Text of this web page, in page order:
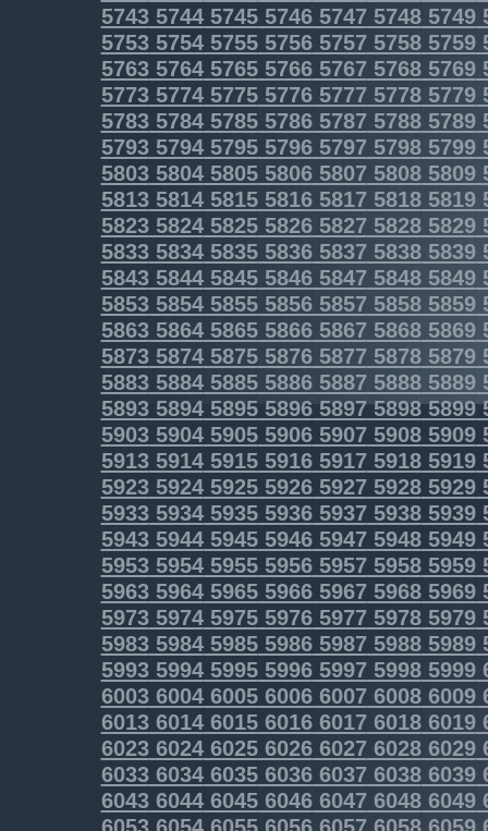
5743574457455746574757485749
5753575457555756575757585759
57635764576557665767 57685769
5773577457755776577757785779
57835784578557865787 57885789
57935794579557965797 57985799
58035804580558065807 58085809
5813581458155816581758185819
58235824582558265827 58285829
58335834583558365837 58385839
58435844584558465847 58485849
58535854585558565857 58585859
58635864586558665867 58685869
58735874587558765877 58785879
58835884588558865887 58885889
5893589458955896589758985899
5903590459055906590759085909
5913591459155916591759185919
5923592459255926592759285929
5933593459355936593759385939
5943594459455946594759485949
5953595459555956595759585959
5963596459655966596759685969
5973597459755976597759785979
5983598459855986598759885989
5993599459955996599759985999
6003600460056006600760086009
6013601460156016601760186019
6023602460256026602760286029
6033603460356036603760386039
6043604460456046604760486049